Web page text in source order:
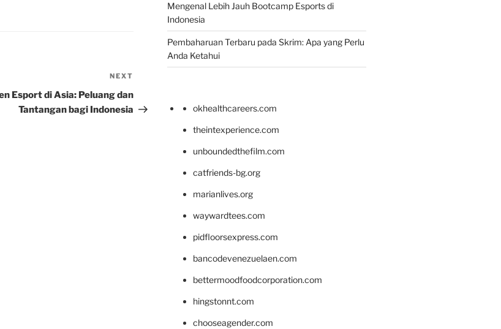
Post
NEXT
Esport di Asia: Peluang dan
Tantangan bagi Indonesia
Mengenal Lebih Jauh Bootcamp Esports di
Indonesia
Pembaharuan Terbaru pada Skrim: Apa yang Perlu
Anda Ketahui
okhealthcareers.com
theintexperience.com
unboundedthefilm.com
catfriends-bg.org
marianlives.org
waywardtees.com
pidfloorsexpress.com
bancodevenezuelaen.com
bettermoodfoodcorporation.com
hingstonnt.com
chooseagender.com